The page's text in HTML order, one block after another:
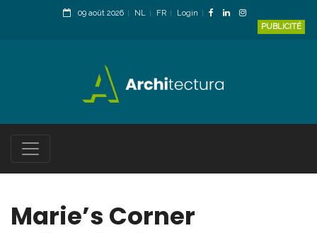
09 août 2026 NL FR
Login
PUBLICITÉ
Marie’s Corner